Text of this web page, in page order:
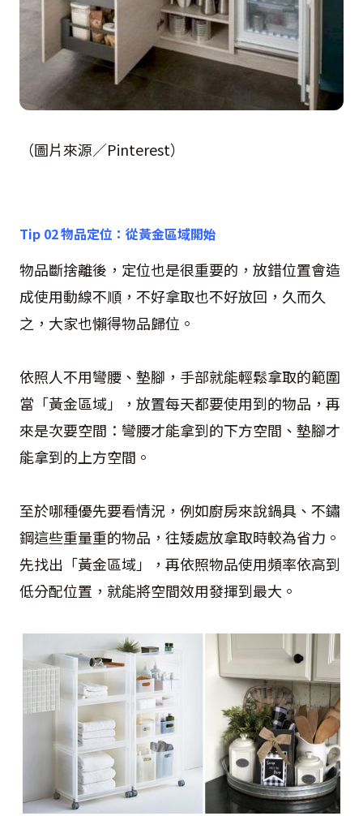
（圖片來源／Pinterest）
Tip 02 物品定位：從黃金區域開始
物品斷捨離後，定位也是很重要的，放錯位置會造
成使用動線不順，不好拿取也不好放回，久而久
之，大家也懶得物品歸位。
依照人不用彎腰、墊腳，手部就能輕鬆拿取的範圍
當「黃金區域」，放置每天都要使用到的物品，再
來是次要空間：彎腰才能拿到的下方空間、墊腳才
能拿到的上方空間。
至於哪種優先要看情況，例如廚房來說鍋具、不鏽
鋼這些重量重的物品，往矮處放拿取時較為省力。
先找出「黃金區域」，再依照物品使用頻率依高到
低分配位置，就能將空間效用發揮到最大。